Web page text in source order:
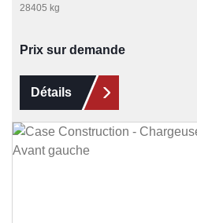
28405 kg
Prix sur demande
Détails